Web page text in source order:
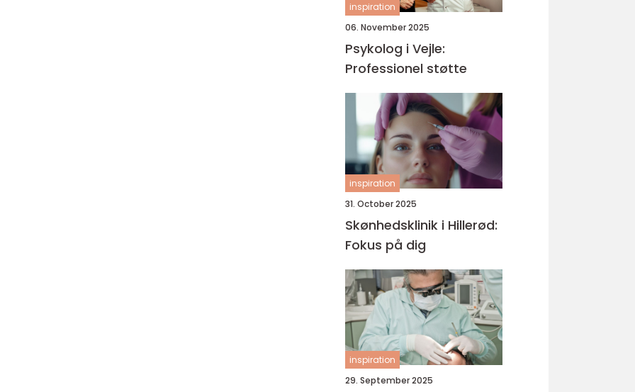
inspiration
06. November 2025
Psykolog i Vejle:
Professionel støtte
inspiration
31. October 2025
Skønhedsklinik i Hillerød:
Fokus på dig
inspiration
29. September 2025